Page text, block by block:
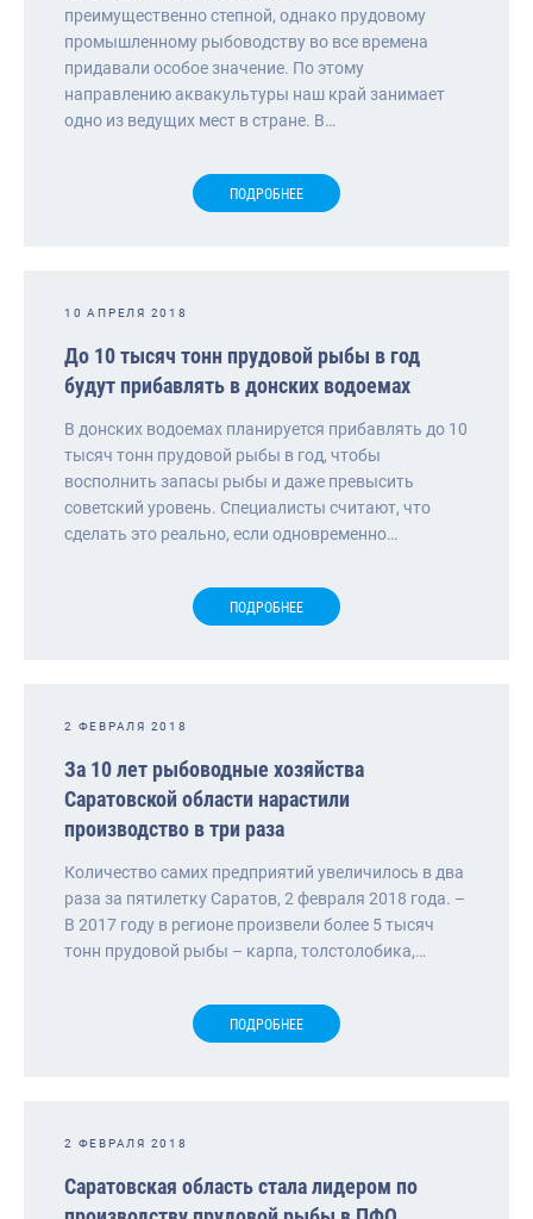
преимущественно степной, однако прудовому
промышленному рыбоводству во все времена
придавали особое значение. По этому
направлению аквакультуры наш край занимает
одно из ведущих мест в стране. В…
ПОДРОБНЕЕ
10 АПРЕЛЯ 2018
До 10 тысяч тонн прудовой рыбы в год
будут прибавлять в донских водоемах
В донских водоемах планируется прибавлять до 10
тысяч тонн прудовой рыбы в год, чтобы
восполнить запасы рыбы и даже превысить
советский уровень. Специалисты считают, что
сделать это реально, если одновременно…
ПОДРОБНЕЕ
2 ФЕВРАЛЯ 2018
За 10 лет рыбоводные хозяйства
Саратовской области нарастили
производство в три раза
Количество самих предприятий увеличилось в два
раза за пятилетку Саратов, 2 февраля 2018 года. –
В 2017 году в регионе произвели более 5 тысяч
тонн прудовой рыбы – карпа, толстолобика,…
ПОДРОБНЕЕ
2 ФЕВРАЛЯ 2018
Саратовская область стала лидером по